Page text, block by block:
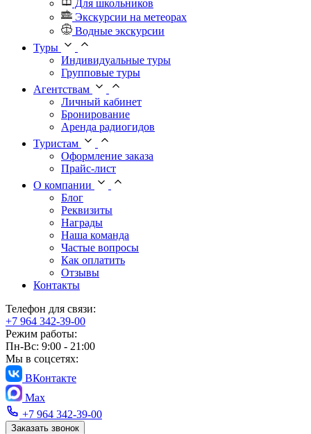
Для школьников
Экскурсии на метеорах
Водные экскурсии
Туры
Индивидуальные туры
Групповые туры
Агентствам
Личный кабинет
Бронирование
Аренда радиогидов
Туристам
Оформление заказа
Прайс-лист
О компании
Блог
Реквизиты
Награды
Наша команда
Частые вопросы
Как оплатить
Отзывы
Контакты
Телефон для связи:
+7 964 342-39-00
Режим работы:
Пн-Вс: 9:00 - 21:00
Мы в соцсетях:
ВКонтакте
Max
+7 964 342-39-00
Заказать звонок